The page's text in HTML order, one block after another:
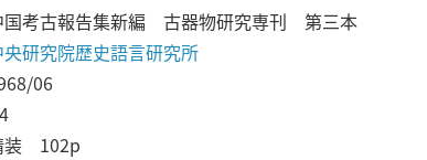
国考古報告集新編 古器物研究専刊 第三本
央研究院歴史語言研究所
06
装 102p